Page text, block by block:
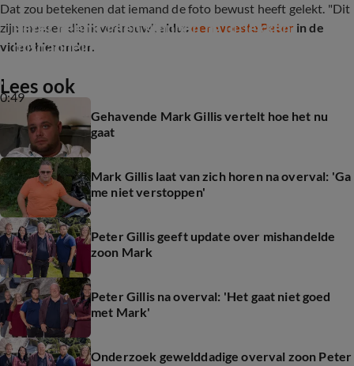
Dat zou betekenen dat iemand de foto bewust heeft gelekt. "Dit
zijn mensen die ik vertrouw", alduseen woeste Peter in de
video hieronder.
0:49
Peter neemt geen stappen na uitlekken
mishandelde foto zoon Mark
Lees ook
Gehavende Mark Gillis vertelt hoe het nu
gaat
Mark Gillis laat van zich horen na overval: 'Ga
me niet verstoppen'
Peter Gillis geeft update over mishandelde
zoon Mark
Peter Gillis na overval: 'Het gaat niet goed
met Mark'
Onderzoek gewelddadige overval zoon Peter